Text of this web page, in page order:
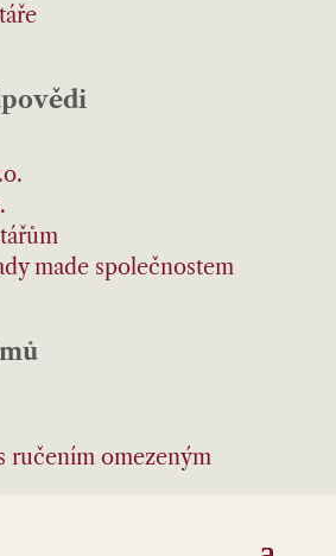
made společnostem
ručením omezeným